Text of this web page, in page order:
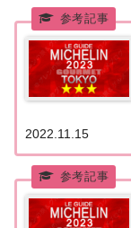
2022.11.15